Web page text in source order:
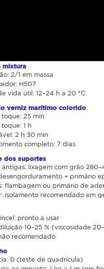
mistura
2/1 em massa
H507
vida útil: 12–24 h a 20 °C
verniz marítimo colorido
toque: 25 min
1 h
2 h 30 min
completo: 7 dias
dos suportes
antigas: lixagem com grão
+ primário
flambagem ou primário de
isolamento recomendado em
pronto a usar
10–25 % (viscosidade
recomendado
0 (teste de quadrícula)